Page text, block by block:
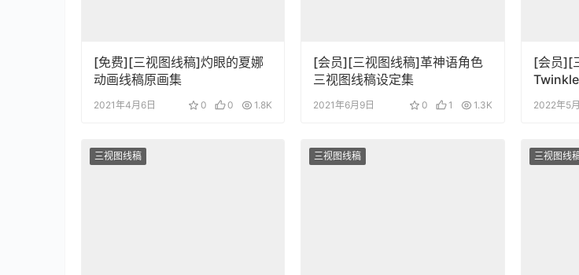
[免费][三视图线稿]灼眼的夏娜
动画线稿原画集
2021年4月6日 0 0 1.8K
[会员][三视图线稿]革神语角色
三视图线稿设定集
2021年6月9日 0 1 1.3K
[会员][
2022年5
三视图线稿 三视图线稿 三视图线